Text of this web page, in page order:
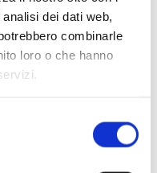
dei dati web,
combinarle
loro o che hanno